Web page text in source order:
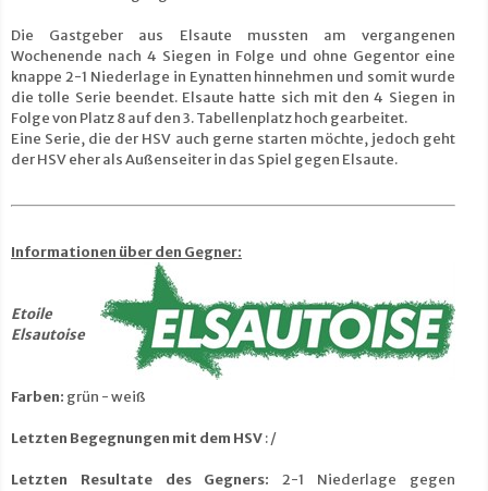
Die Gastgeber aus Elsaute mussten am vergangenen
Wochenende nach 4 Siegen in Folge und ohne Gegentor eine
knappe 2-1 Niederlage in Eynatten hinnehmen und somit wurde
die tolle Serie beendet. Elsaute hatte sich mit den 4 Siegen in
Folge von Platz 8 auf den 3. Tabellenplatz hoch gearbeitet.
Eine Serie, die der HSV auch gerne starten möchte, jedoch geht
der HSV eher als Außenseiter in das Spiel gegen Elsaute.
Informationen über den Gegner:
Etoile
Elsautoise
Farben: grün - weiß
Letzten Begegnungen mit dem HSV: /
Letzten Resultate des Gegners:2-1 Niederlage gegen